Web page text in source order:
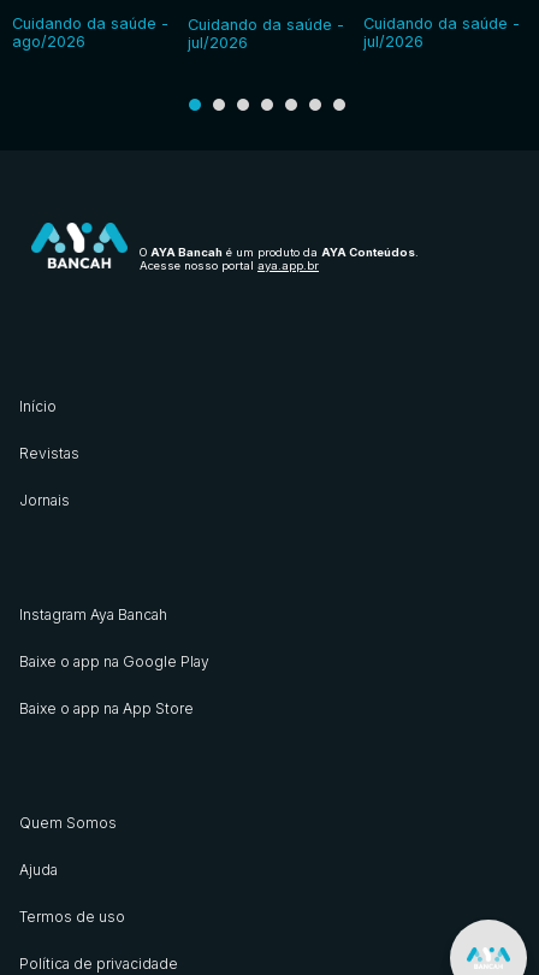
Cuidando da saúde -
ago/2026
Cuidando da saúde -
jul/2026
Cuidando da saúde -
jul/2026
O AYA Bancah é um produto da AYA Conteúdos
Acesse nosso portal aya.app.br
Início
Revistas
Jornais
Instagram Aya Bancah
Baixe o app na Google Play
Baixe o app na App Store
Quem Somos
Ajuda
Termos de uso
Política de privacidade